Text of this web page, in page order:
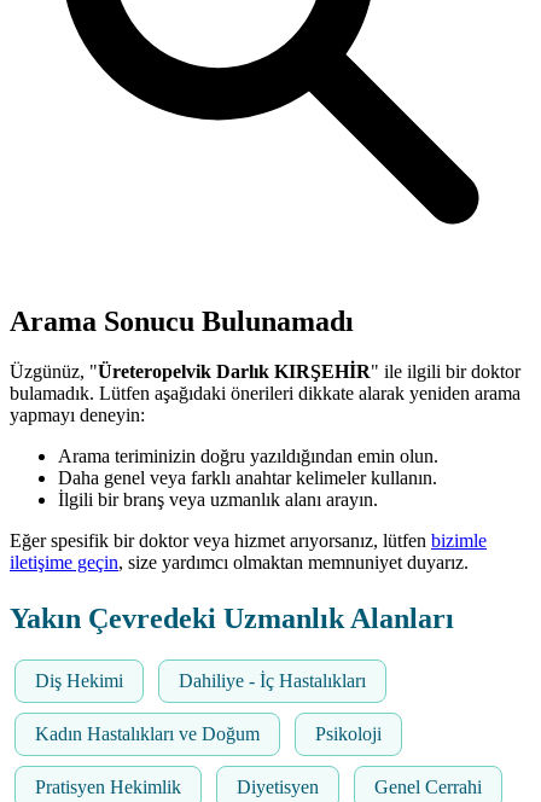
Arama Sonucu Bulunamadı
Üzgünüz, "Üreteropelvik Darlık KIRŞEHİR" ile ilgili bir doktor
bulamadık. Lütfen aşağıdaki önerileri dikkate alarak yeniden arama
yapmayı deneyin:
Arama teriminizin doğru yazıldığından emin olun.
Daha genel veya farklı anahtar kelimeler kullanın.
İlgili bir branş veya uzmanlık alanı arayın.
Eğer spesifik bir doktor veya hizmet arıyorsanız, lütfen bizimle
iletişime geçin, size yardımcı olmaktan memnuniyet duyarız.
Yakın Çevredeki Uzmanlık Alanları
Diş Hekimi Dahiliye - İç Hastalıkları
Kadın Hastalıkları ve Doğum Psikoloji
Pratisyen Hekimlik Diyetisyen Genel Cerrahi